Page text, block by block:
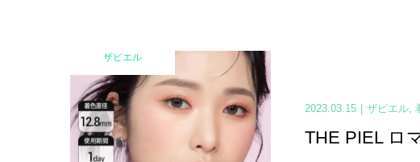
ザピエル
2023.03.15 ザピエル,
THE PIEL ロ